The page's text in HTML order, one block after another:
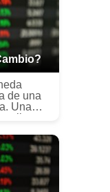
de una
Una